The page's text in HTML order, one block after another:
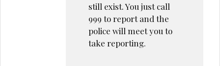
still exist. You just call
999 to report and the
police will meet you to
take reporting.